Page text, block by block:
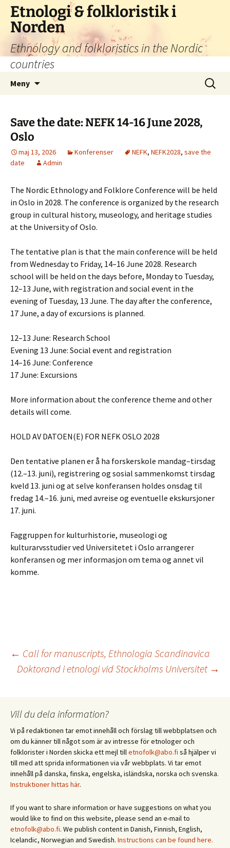
Hoppa
innehåll
Etnologi & folkloristik i
Norden
Ethnology and folkloristics in the Nordic
countries
Meny
Sök
efter:
Save the date: NEFK 14-16 June 2028,
Oslo
maj 13, 2026 Konferenser NEFK, NEFK2028, save the
date
Admin
The Nordic Ethnology and Folklore Conference will be held
in Oslo in 2028. The conference is organized by the research
group in cultural history, museology, and heritage studies
at the University of Oslo.
The tentative plan is that the main conference will be held
from Wednesday to Friday, 14–16 June 2028. Research
school will be held on the days before, Monday to Tuesday,
12–13 June, with registration and social event in the
evening of Tuesday, 13 June. The day after the conference,
17 June, a day of excursions is planned.
12–13 June: Research School
Evening 13 June: Social event and registration
14–16 June: Conference
17 June: Excursions
More information about the conference theme and other
details will come.
HOLD AV DATOEN(E) FOR NEFK OSLO 2028
Den tentative planen er å ha forskerskole mandag–tirsdag
(12.–13. juni), registrering og sosial sammenkomst tirsdag
kveld 13. juni og at selve konferansen holdes onsdag til
fredag 14.–16. juni, med avreise og eventuelle ekskursjoner
17. juni.
Faggruppen for kulturhistorie, museologi og
kulturarvsstudier ved Universitetet i Oslo arrangerer
konferansen og mer informasjon om tema og annet vil
komme.
Inläggsnavigering
← Call for manuscripts, Ethnologia Scandinavica
Doktorand i etnologi vid Stockholms Universitet →
Vill du dela information?
Vi på redaktionen tar emot innehåll och förslag till webbplatsen och
om du känner till något som är av intresse för etnologer och
folklorister i Norden skicka ett mejl tilletnofolk@abo.fi så hjälper vi
till med att sprida informationen via vår webbplats. Vi tar emot
innehåll på danska, finska, engelska, isländska, norska och svenska.
Instruktioner hittas här.
If you want to share information or have suggestions on what you
would like to find on this website, please send an e-mail to
etnofolk@abo.fi. We publish content in Danish, Finnish, English,
Icelandic, Norwegian and Swedish. Instructions can be found here.